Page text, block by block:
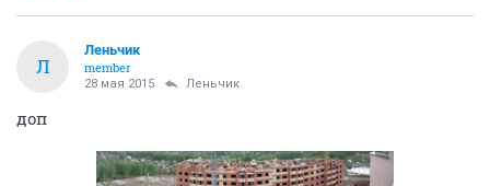
Л
Леньчик
member
28 мая 2015 Леньчик
доп